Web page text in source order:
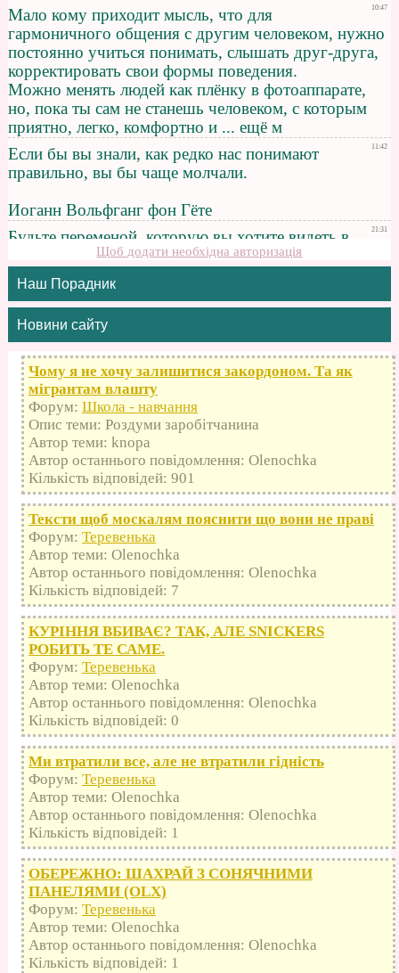
Щоб додати необхідна авторизація
Наш Порадник
Новини сайту
Чому я не хочу залишитися закордоном. Та як
мігрантам влашту
Форум: Школа - навчання
Опис теми: Роздуми заробітчанина
Автор теми: knopa
Автор останнього повідомлення: Olenochka
Кількість відповідей: 901
Тексти щоб москалям пояснити що вони не праві
Форум: Теревенька
Автор теми: Olenochka
Автор останнього повідомлення: Olenochka
Кількість відповідей: 7
КУРІННЯ ВБИВАЄ? ТАК, АЛЕ SNICKERS
РОБИТЬ ТЕ САМЕ.
Форум: Теревенька
Автор теми: Olenochka
Автор останнього повідомлення: Olenochka
Кількість відповідей: 0
Ми втратили все, але не втратили гідність
Форум: Теревенька
Автор теми: Olenochka
Автор останнього повідомлення: Olenochka
Кількість відповідей: 1
ОБЕРЕЖНО: ШАХРАЙ З СОНЯЧНИМИ
ПАНЕЛЯМИ (OLX)
Форум: Теревенька
Автор теми: Olenochka
Автор останнього повідомлення: Olenochka
Кількість відповідей: 1